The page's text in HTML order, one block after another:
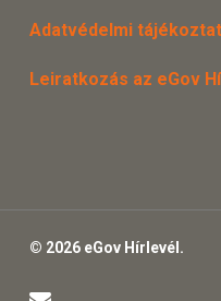
Adatvédelmi
Leiratkozás az eGov
© 2026 eGov Hírlevél.